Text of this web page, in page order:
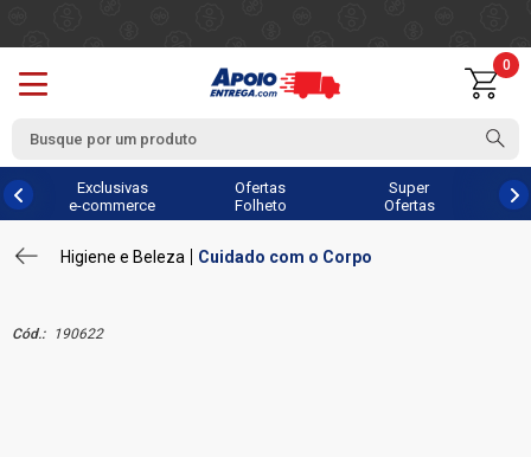
0
Exclusivas
e-commerce
Ofertas
Folheto
Super
Ofertas
Higiene e Beleza Cuidado com o Corpo
Cód.: 190622